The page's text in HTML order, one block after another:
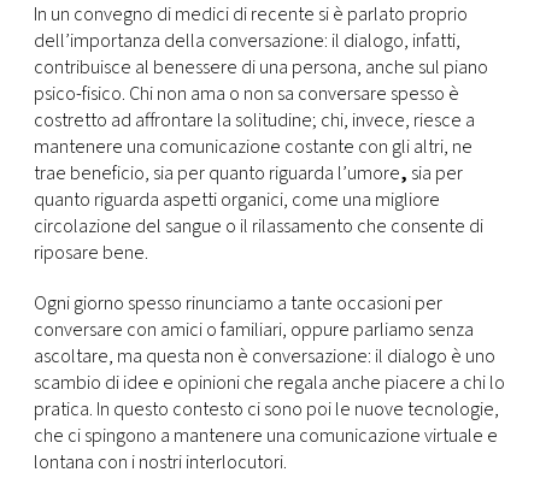
In un convegno di medici di recente si è parlato proprio
dell’importanza della conversazione: il dialogo, infatti,
contribuisce al benessere di una persona, anche sul piano
psico-fisico. Chi non ama o non sa conversare spesso è
costretto ad affrontare la solitudine; chi, invece, riesce a
mantenere una comunicazione costante con gli altri, ne
trae beneficio, sia per quanto riguarda l’umore, sia per
quanto riguarda aspetti organici, come una migliore
circolazione del sangue o il rilassamento che consente di
riposare bene.
Ogni giorno spesso rinunciamo a tante occasioni per
conversare con amici o familiari, oppure parliamo senza
ascoltare, ma questa non è conversazione: il dialogo è uno
scambio di idee e opinioni che regala anche piacere a chi lo
pratica. In questo contesto ci sono poi le nuove tecnologie,
che ci spingono a mantenere una comunicazione virtuale e
lontana con i nostri interlocutori.